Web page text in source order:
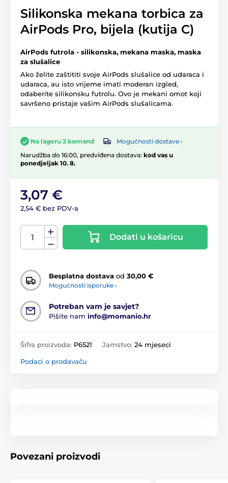
Silikonska mekana torbica za
AirPods Pro, bijela (kutija C)
AirPods futrola - silikonska, mekana maska, maska
za slušalice
Ako želite zaštititi svoje AirPods slušalice od udaraca i
udaraca, au isto vrijeme imati moderan izgled,
odaberite silikonsku futrolu. Ovo je mekani omot koji
savršeno pristaje vašim AirPods slušalicama.
Na lageru 2 komand
Mogućnosti dostave ›
Narudžba do 16:00, predviđena dostava: kod vas u
ponedjeljak 10. 8.
3,07 €
2,54 € bez PDV-a
Dodati u košaricu
Besplatna dostava od 30,00 €
Mogućnosti isporuke ›
Potreban vam je savjet?
Pišite nam info@momanio.hr
Šifra proizvoda: P6521 Jamstvo: 24 mjeseci
Podaci o prodavaču
Povezani proizvodi